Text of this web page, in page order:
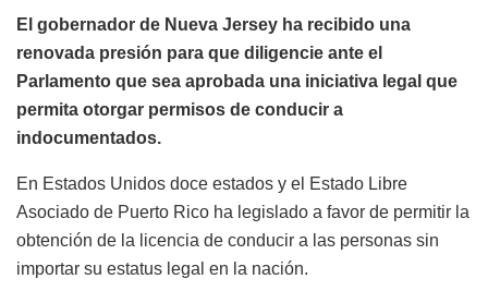
El gobernador de Nueva Jersey ha recibido una
renovada presión para que diligencie ante el
Parlamento que sea aprobada una iniciativa legal que
permita otorgar permisos de conducir a
indocumentados.
En Estados Unidos doce estados y el Estado Libre
Asociado de Puerto Rico ha legislado a favor de permitir la
obtención de la licencia de conducir a las personas sin
importar su estatus legal en la nación.